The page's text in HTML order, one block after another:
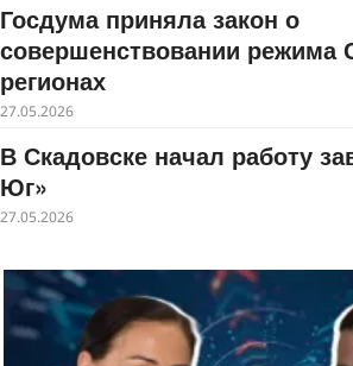
Госдума приняла закон о
совершенствовании режима
регионах
27.05.2026
В Скадовске начал работу
Юг»
27.05.2026